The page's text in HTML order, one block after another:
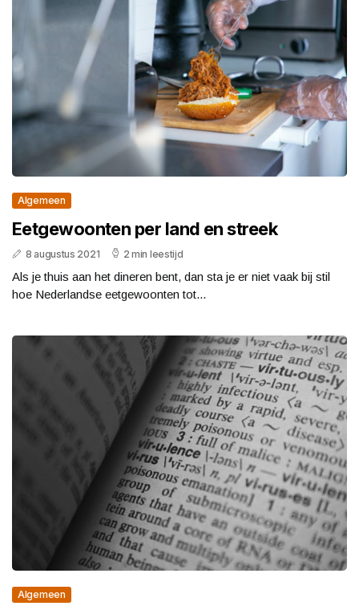
Algemeen
Eetgewoonten per land en streek
8 augustus 2021 2 min leestijd
Als je thuis aan het dineren bent, dan sta je er niet vaak bij stil
hoe Nederlandse eetgewoonten tot...
Algemeen